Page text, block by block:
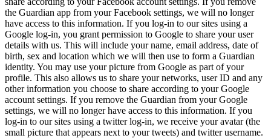
the Guardian app from your Facebook settings, we will no longer
have access to this information. If you log-in to our sites using a
Google log-in, you grant permission to Google to share your user
details with us. This will include your name, email address, date of
birth, sex and location which we will then use to form a Guardian
identity. You may use your picture from Google as part of your
profile. This also allows us to share your networks, user ID and any
other information you choose to share according to your Google
account settings. If you remove the Guardian from your Google
settings, we will no longer have access to this information. If you
log-in to our sites using a twitter log-in, we receive your avatar (the
small picture that appears next to your tweets) and twitter username.